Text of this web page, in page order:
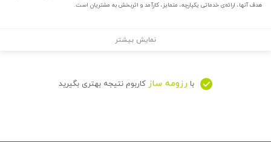
هدف آنها، ارائه‌ی خدماتی یکپارچه، متمایز، کارآمد و اثربخش به مشتریان است.
نمایش بیشتر
با رزومه ساز کاربوم نتیجه بهتری بگیرید